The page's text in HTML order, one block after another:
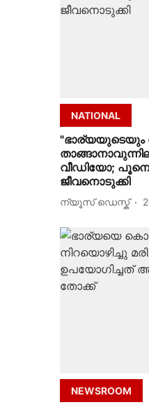
NATIONAL
"ഭാര്യയുടെയും
വീഡിയോ;
ജീവനൊടുക്കി
ന്യൂസ് ഡെസ്ക്
NEWSROOM